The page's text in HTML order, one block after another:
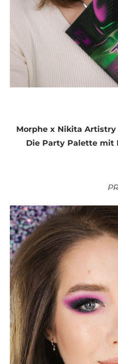
Morphe x Nikita Artistry
Die Party Palette mit